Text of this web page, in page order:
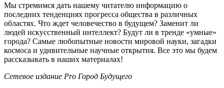
Мы стремимся дать нашему читателю информацию о
последних тенденциях прогресса общества в различных
областях. Что ждет человечество в будущем? Заменит ли
людей искусственный интеллект? Будут ли в тренде «умные»
города? Самые любопытные новости мировой науки, загадки
космоса и удивительные научные открытия. Все это мы будем
рассказывать в наших материалах!
Сетевое издание Рrо Город Будущего